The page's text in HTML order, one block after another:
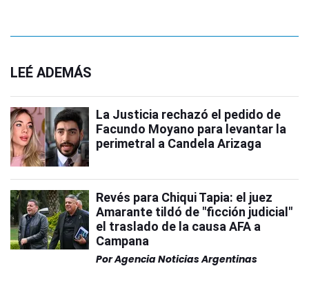
LEÉ ADEMÁS
La Justicia rechazó el pedido de
Facundo Moyano para levantar la
perimetral a Candela Arizaga
Revés para Chiqui Tapia: el juez
Amarante tildó de "ficción judicial"
el traslado de la causa AFA a
Campana
PorAgencia Noticias Argentinas